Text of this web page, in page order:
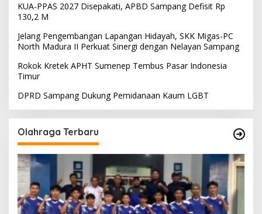
KUA-PPAS 2027 Disepakati, APBD Sampang Defisit Rp
130,2 M
Jelang Pengembangan Lapangan Hidayah, SKK Migas-PC
North Madura II Perkuat Sinergi dengan Nelayan Sampang
Rokok Kretek APHT Sumenep Tembus Pasar Indonesia
Timur
DPRD Sampang Dukung Pemidanaan Kaum LGBT
Olahraga Terbaru